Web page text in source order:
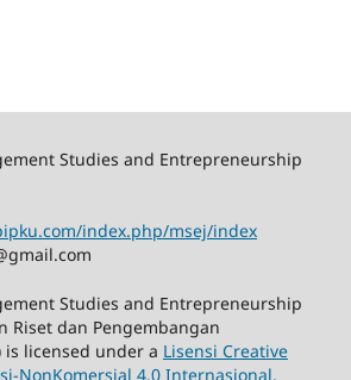
Studies and Entrepreneurship
index.php/msej/index
Studies and Entrepreneurship
Riset dan Pengembangan
is licensed under a Lisensi Creative
NonKomersial 4.0 Internasional.